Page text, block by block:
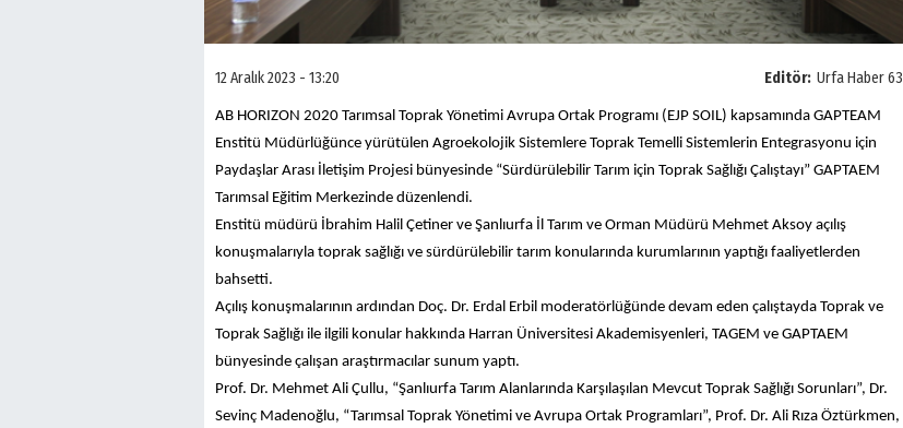
Editör: Urfa Haber 63
12 Aralık 2023 - 13:20
AB HORIZON 2020 Tarımsal Toprak Yönetimi Avrupa Ortak Programı (EJP SOIL) kapsamında GAPTEAM
Enstitü Müdürlüğünce yürütülen Agroekolojik Sistemlere Toprak Temelli Sistemlerin Entegrasyonu için
Paydaşlar Arası İletişim Projesi bünyesinde “Sürdürülebilir Tarım için Toprak Sağlığı Çalıştayı” GAPTAEM
Tarımsal Eğitim Merkezinde düzenlendi.
Enstitü müdürü İbrahim Halil Çetiner ve Şanlıurfa İl Tarım ve Orman Müdürü Mehmet Aksoy açılış
konuşmalarıyla toprak sağlığı ve sürdürülebilir tarım konularında kurumlarının yaptığı faaliyetlerden
bahsetti.
Açılış konuşmalarının ardından Doç. Dr. Erdal Erbil moderatörlüğünde devam eden çalıştayda Toprak ve
Toprak Sağlığı ile ilgili konular hakkında Harran Üniversitesi Akademisyenleri, TAGEM ve GAPTAEM
bünyesinde çalışan araştırmacılar sunum yaptı.
Prof. Dr. Mehmet Ali Çullu, “Şanlıurfa Tarım Alanlarında Karşılaşılan Mevcut Toprak Sağlığı Sorunları”, Dr.
Sevinç Madenoğlu, “Tarımsal Toprak Yönetimi ve Avrupa Ortak Programları”, Prof. Dr. Ali Rıza Öztürkmen,